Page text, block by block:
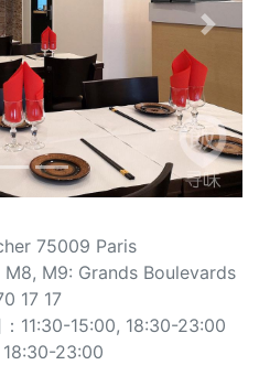
Next
75009 Paris
M8, M9: Grands Boulevards
17 17
：11:30-15:00, 18:30-23:00
18:30-23:00